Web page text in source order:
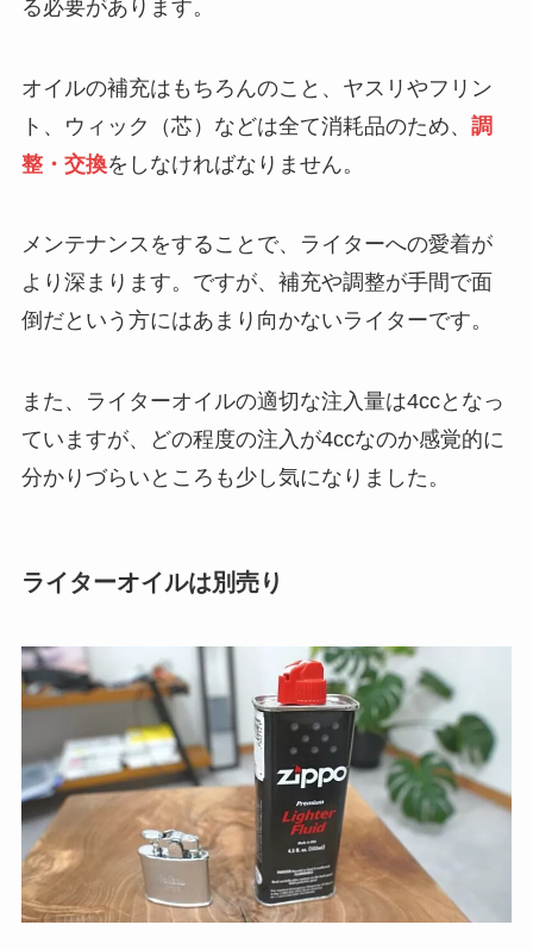
る必要があります。
オイルの補充はもちろんのこと、ヤスリやフリン
ト、ウィック（芯）などは全て消耗品のため、 調
整・交換をしなければなりません。
メンテナンスをすることで、ライターへの愛着が
より深まります。ですが、補充や調整が手間で面
倒だという方にはあまり向かないライターです。
また、ライターオイルの適切な注入量は4ccとなっ
ていますが、どの程度の注入が4ccなのか感覚的に
分かりづらいところも少し気になりました。
ライターオイルは別売り